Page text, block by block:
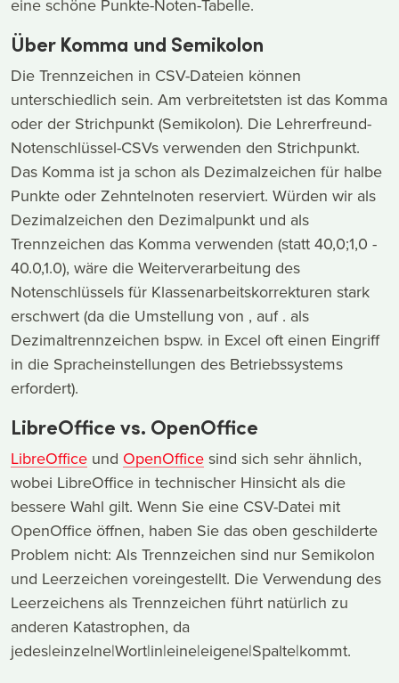
eine schöne Punkte-Noten-Tabelle.
Über Komma und Semikolon
Die Trennzeichen in CSV-Dateien können
unterschiedlich sein. Am verbreitetsten ist das Komma
oder der Strichpunkt (Semikolon). Die Lehrerfreund-
Notenschlüssel-CSVs verwenden den Strichpunkt.
Das Komma ist ja schon als Dezimalzeichen für halbe
Punkte oder Zehntelnoten reserviert. Würden wir als
Dezimalzeichen den Dezimalpunkt und als
Trennzeichen das Komma verwenden (statt 40,0;1,0 -
40.0,1.0), wäre die Weiterverarbeitung des
Notenschlüssels für Klassenarbeitskorrekturen stark
erschwert (da die Umstellung von , auf . als
Dezimaltrennzeichen bspw. in Excel oft einen Eingriff
in die Spracheinstellungen des Betriebssystems
erfordert).
LibreOffice vs. OpenOffice
LibreOffice und OpenOffice sind sich sehr ähnlich,
wobei LibreOffice in technischer Hinsicht als die
bessere Wahl gilt. Wenn Sie eine CSV-Datei mit
OpenOffice öffnen, haben Sie das oben geschilderte
Problem nicht: Als Trennzeichen sind nur Semikolon
und Leerzeichen voreingestellt. Die Verwendung des
Leerzeichens als Trennzeichen führt natürlich zu
anderen Katastrophen, da
jedes|einzelne|Wort|in|eine|eigene|Spalte|kommt.